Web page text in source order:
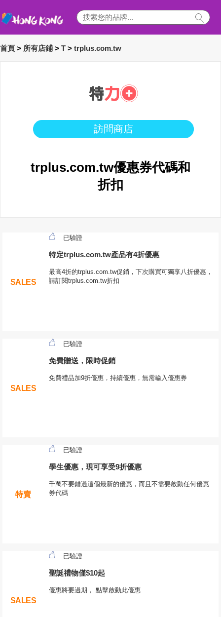
首頁 > 所有店鋪 > T > trplus.com.tw
訪問商店
trplus.com.tw優惠券代碼和
折扣
SALES
已驗證
特定trplus.com.tw產品有4折優惠
最高4折的trplus.com.tw促銷，下次購買可獨享八折優惠，
請訂閱trplus.com.tw折扣
SALES
已驗證
免費贈送，限時促銷
免費禮品加9折優惠，持續優惠，無需輸入優惠券
特賣
已驗證
學生優惠，現可享受9折優惠
千萬不要錯過這個最新的優惠，而且不需要啟動任何優惠
券代碼
SALES
已驗證
聖誕禮物僅$10起
優惠將要過期， 點擊啟動此優惠